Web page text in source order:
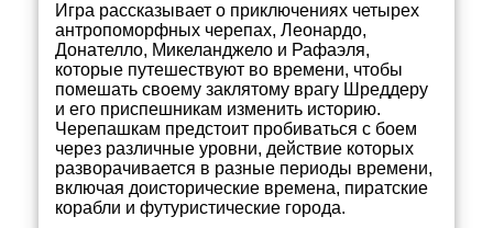
Игра рассказывает о приключениях четырех
антропоморфных черепах, Леонардо,
Донателло, Микеланджело и Рафаэля,
которые путешествуют во времени, чтобы
помешать своему заклятому врагу Шреддеру
и его приспешникам изменить историю.
Черепашкам предстоит пробиваться с боем
через различные уровни, действие которых
разворачивается в разные периоды времени,
включая доисторические времена, пиратские
корабли и футуристические города.